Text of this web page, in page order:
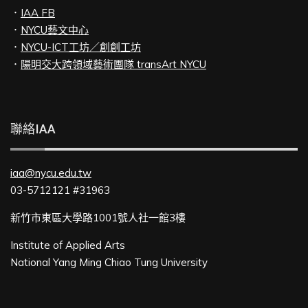
． IAA FB
． NYCU藝文中心
． NYCU-ICT工坊／創創工坊
． 陽明交大跨領域藝術團隊 transArt NYCU
聯絡IAA
iaa@nycu.edu.tw
03-5712121 #31963
新竹市東區大學路1001號人社一館3樓
Institute of Applied Arts
National Yang Ming Chiao Tung University